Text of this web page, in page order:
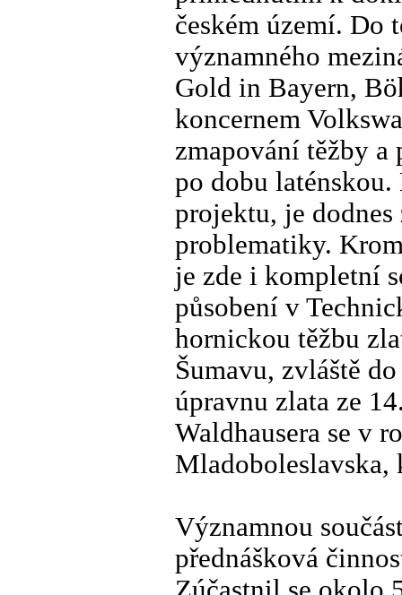
českém území. Do
významného
Gold in Bayern,
koncernem
zmapování těžby a
po dobu
projektu, je
problematiky.
je zde i kompletní
působení v
hornickou těžbu
Šumavu, zvláště
úpravnu zlata ze
Waldhausera se v
Mladoboleslavska,
Významnou
přednášková